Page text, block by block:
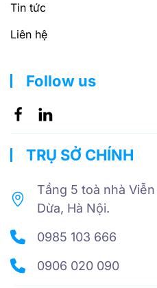
Tin tức
Liên hệ
Follow us
TRỤ SỞ CHÍNH
Tầng 5 toà nhà
Dừa, Hà Nội.
0985 103 666
0906 020 090